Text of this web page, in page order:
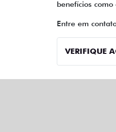
benefícios
Entre em
VERIFIQUE